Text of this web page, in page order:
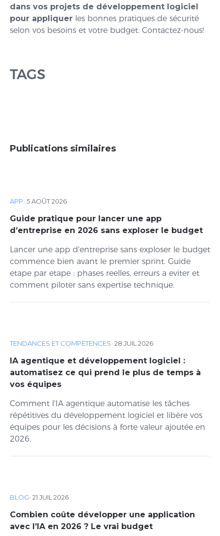
dans vos projets de développement logiciel
pour appliquer les bonnes pratiques de sécurité
selon vos besoins et votre budget. Contactez-nous!
TAGS
Publications similaires
APP ·5 AOÛT 2026
Guide pratique pour lancer une app
d’entreprise en 2026 sans exploser le budget
Lancer une app d'entreprise sans exploser le budget
commence bien avant le premier sprint. Guide
etape par etape : phases reelles, erreurs a eviter et
comment piloter sans expertise technique.
TENDANCES ET COMPÉTENCES ·28 JUIL 2026
IA agentique et développement logiciel :
automatisez ce qui prend le plus de temps à
vos équipes
Comment l'IA agentique automatise les tâches
répétitives du développement logiciel et libère vos
équipes pour les décisions à forte valeur ajoutée en
2026.
BLOG ·21 JUIL 2026
Combien coûte développer une application
avec l’IA en 2026 ? Le vrai budget